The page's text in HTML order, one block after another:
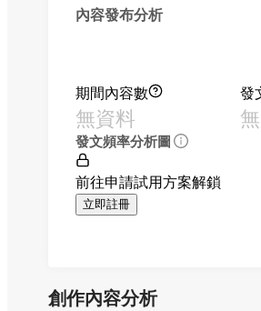
內容發布分析
期間內容數
無資料
發
發文頻率分析圖
前往申請試用方案解鎖
立即註冊
創作內容分析